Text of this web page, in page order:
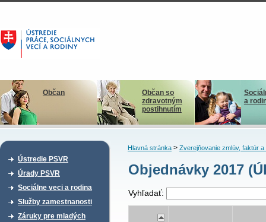
Občan
Občan so
zdravotným
postihnutím
a
Ústredie PSVR
Úrady PSVR
Sociálne veci a rodina
Služby zamestnanosti
Záruky pre mladých
Hlavná stránka> Zverejňovanie zmlúv, faktúr a
Objednávky 2017
Vyhľadať: